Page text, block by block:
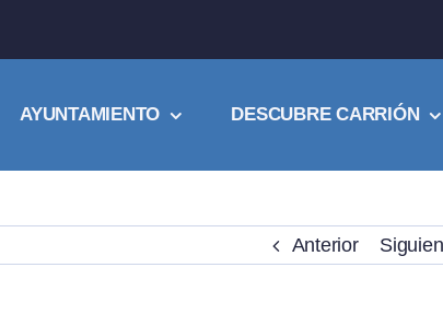
AYUNTAMIENTO DESCUBRE CARRIÓN
Anterior